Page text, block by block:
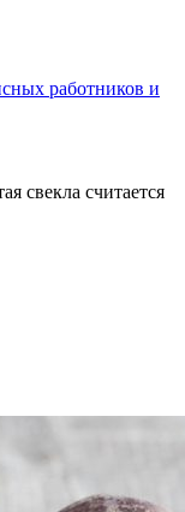
работников и
свекла считается